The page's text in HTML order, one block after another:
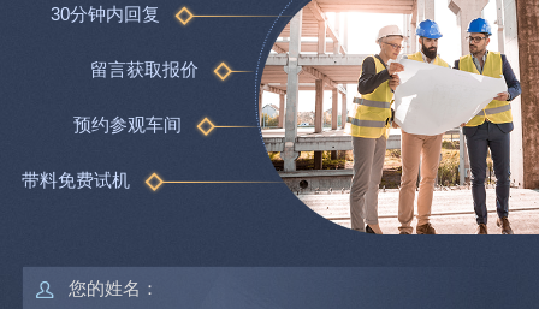
30分钟内回复
留言获取报价
预约参观车间
带料免费试机